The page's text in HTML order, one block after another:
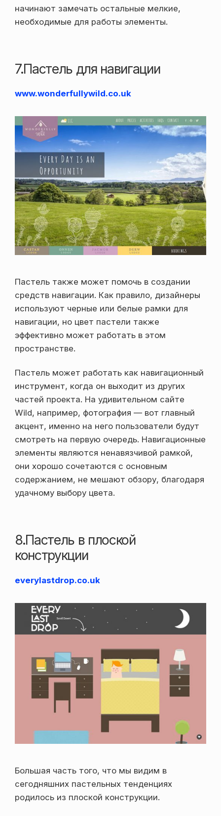
начинают замечать остальные мелкие,
необходимые для работы элементы.
7.Пастель для навигации
www.wonderfullywild.co.uk
Пастель также может помочь в создании
средств навигации. Как правило, дизайнеры
используют черные или белые рамки для
навигации, но цвет пастели также
эффективно может работать в этом
пространстве.
Пастель может работать как навигационный
инструмент, когда он выходит из других
частей проекта. На удивительном сайте
Wild, например, фотография — вот главный
акцент, именно на него пользователи будут
смотреть на первую очередь. Навигационные
элементы являются ненавязчивой рамкой,
они хорошо сочетаются с основным
содержанием, не мешают обзору, благодаря
удачному выбору цвета.
8.Пастель в плоской
конструкции
everylastdrop.co.uk
Большая часть того, что мы видим в
сегодняшних пастельных тенденциях
родилось из плоской конструкции.